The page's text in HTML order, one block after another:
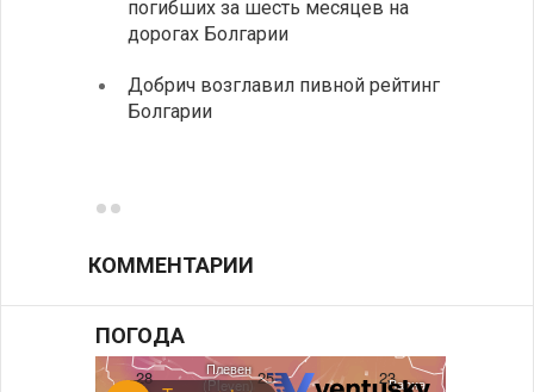
погибших за шесть месяцев на
дорогах Болгарии
Добрич возглавил пивной рейтинг
Болгарии
КОММЕНТАРИИ
ПОГОДА